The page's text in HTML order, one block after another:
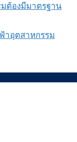
ต้องมีมาตรฐาน
าอุตสาหกรรม